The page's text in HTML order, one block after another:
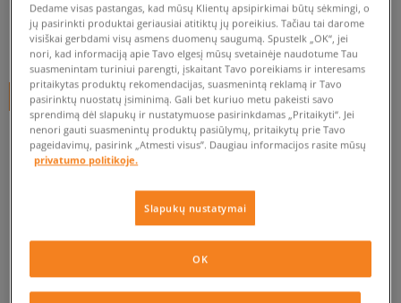
0.0(0)
49,99€
+ 50 tšk.SizeerClub
Prekė neprieinama
Jei prekė vėl bus sandėlyje, gausi pranešimą iš mūsų.
Pasirinkti dydį
Pranešti
PATIKRINK PRIEINAMUMĄ PARDUOTUVĖJE
Dedame visas pastangas, kad mūsų Klientų apsipirkimai būtų sėkmingi, o
jų pasirinkti produktai geriausiai atitiktų jų poreikius. Tačiau tai darome
visiškai gerbdami visų asmens duomenų saugumą. Spustelk „OK“, jei
nori, kad informaciją apie Tavo elgesį mūsų svetainėje naudotume Tau
suasmenintam turiniui parengti, įskaitant Tavo poreikiams ir interesams
pritaikytas produktų rekomendacijas, suasmenintą reklamą ir Tavo
pasirinktų nuostatų įsiminimą. Gali bet kuriuo metu pakeisti savo
sprendimą dėl slapukų ir nustatymuose pasirinkdamas „Pritaikyti“. Jei
nenori gauti suasmenintų produktų pasiūlymų, pritaikytų prie Tavo
pageidavimų, pasirink „Atmesti visus”. Daugiau informacijos rasite mūsų
privatumo politikoje.
Slapukų nustatymai
OK